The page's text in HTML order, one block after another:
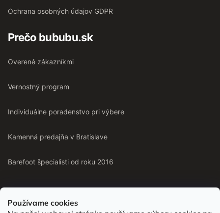
Používame cookies
Ochrana osobných údajov GDPR
Prečo bububu.sk
Overené zákazníkmi
Vernostný program
Individuálne poradenstvo pri výbere
Kamenná predajňa v Bratislave
Barefoot špecialisti od roku 2016